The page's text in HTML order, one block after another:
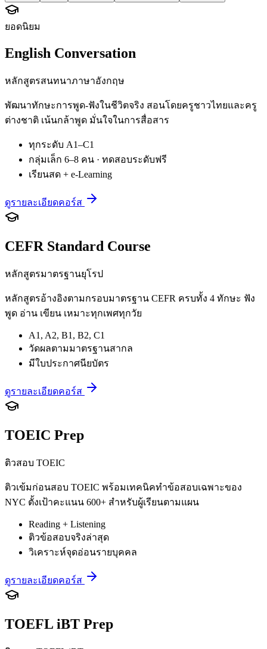
ยอดนิยม
English Conversation
หลักสูตรสนทนาภาษาอังกฤษ
พัฒนาทักษะการพูด-ฟังในชีวิตจริง สอนโดยครูชาวไทยและครู
ต่างชาติ เน้นกล้าพูด มั่นใจในการสื่อสาร
ทุกระดับ A1–C1
กลุ่มเล็ก 6–8 คน · ทดสอบระดับฟรี
เรียนสด + e-Learning
ดูรายละเอียดคอร์ส
CEFR Standard Course
หลักสูตรมาตรฐานยุโรป
หลักสูตรอ้างอิงตามกรอบมาตรฐาน CEFR ครบทั้ง 4 ทักษะ ฟัง
พูด อ่าน เขียน เหมาะทุกเพศทุกวัย
A1, A2, B1, B2, C1
วัดผลตามมาตรฐานสากล
มีใบประกาศนียบัตร
ดูรายละเอียดคอร์ส
TOEIC Prep
ติวสอบ TOEIC
ติวเข้มก่อนสอบ TOEIC พร้อมเทคนิคทำข้อสอบเฉพาะของ
NYC ตั้งเป้าคะแนน 600+ สำหรับผู้เรียนตามแผน
Reading + Listening
ติวข้อสอบจริงล่าสุด
วิเคราะห์จุดอ่อนรายบุคคล
ดูรายละเอียดคอร์ส
TOEFL iBT Prep